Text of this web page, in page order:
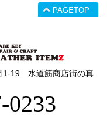
PAGETOP
1‐19 水道筋商店街の真
0233